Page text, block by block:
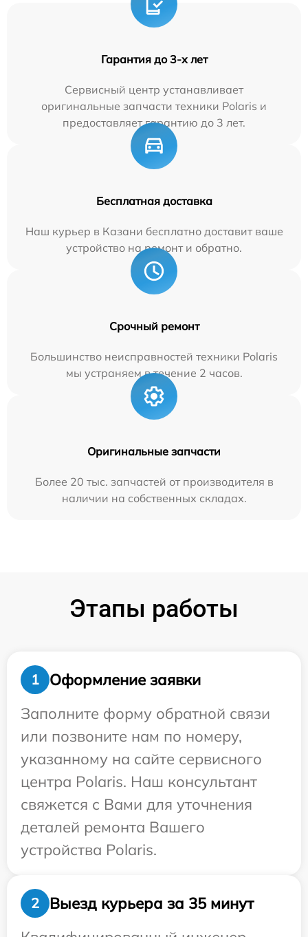
Гарантия до 3-х лет
Сервисный центр устанавливает
оригинальные запчасти техники Polaris и
предоставляет гарантию до 3 лет.
Бесплатная доставка
Наш курьер в Казани бесплатно доставит ваше
устройство на ремонт и обратно.
Срочный ремонт
Большинство неисправностей техники Polaris
мы устраняем в течение 2 часов.
Оригинальные запчасти
Более 20 тыс. запчастей от производителя в
наличии на собственных складах.
Этапы работы
1
Оформление заявки
Заполните форму обратной связи
или позвоните нам по номеру,
указанному на сайте сервисного
центра Polaris. Наш консультант
свяжется с Вами для уточнения
деталей ремонта Вашего
устройства Polaris.
2
Выезд курьера за 35 минут